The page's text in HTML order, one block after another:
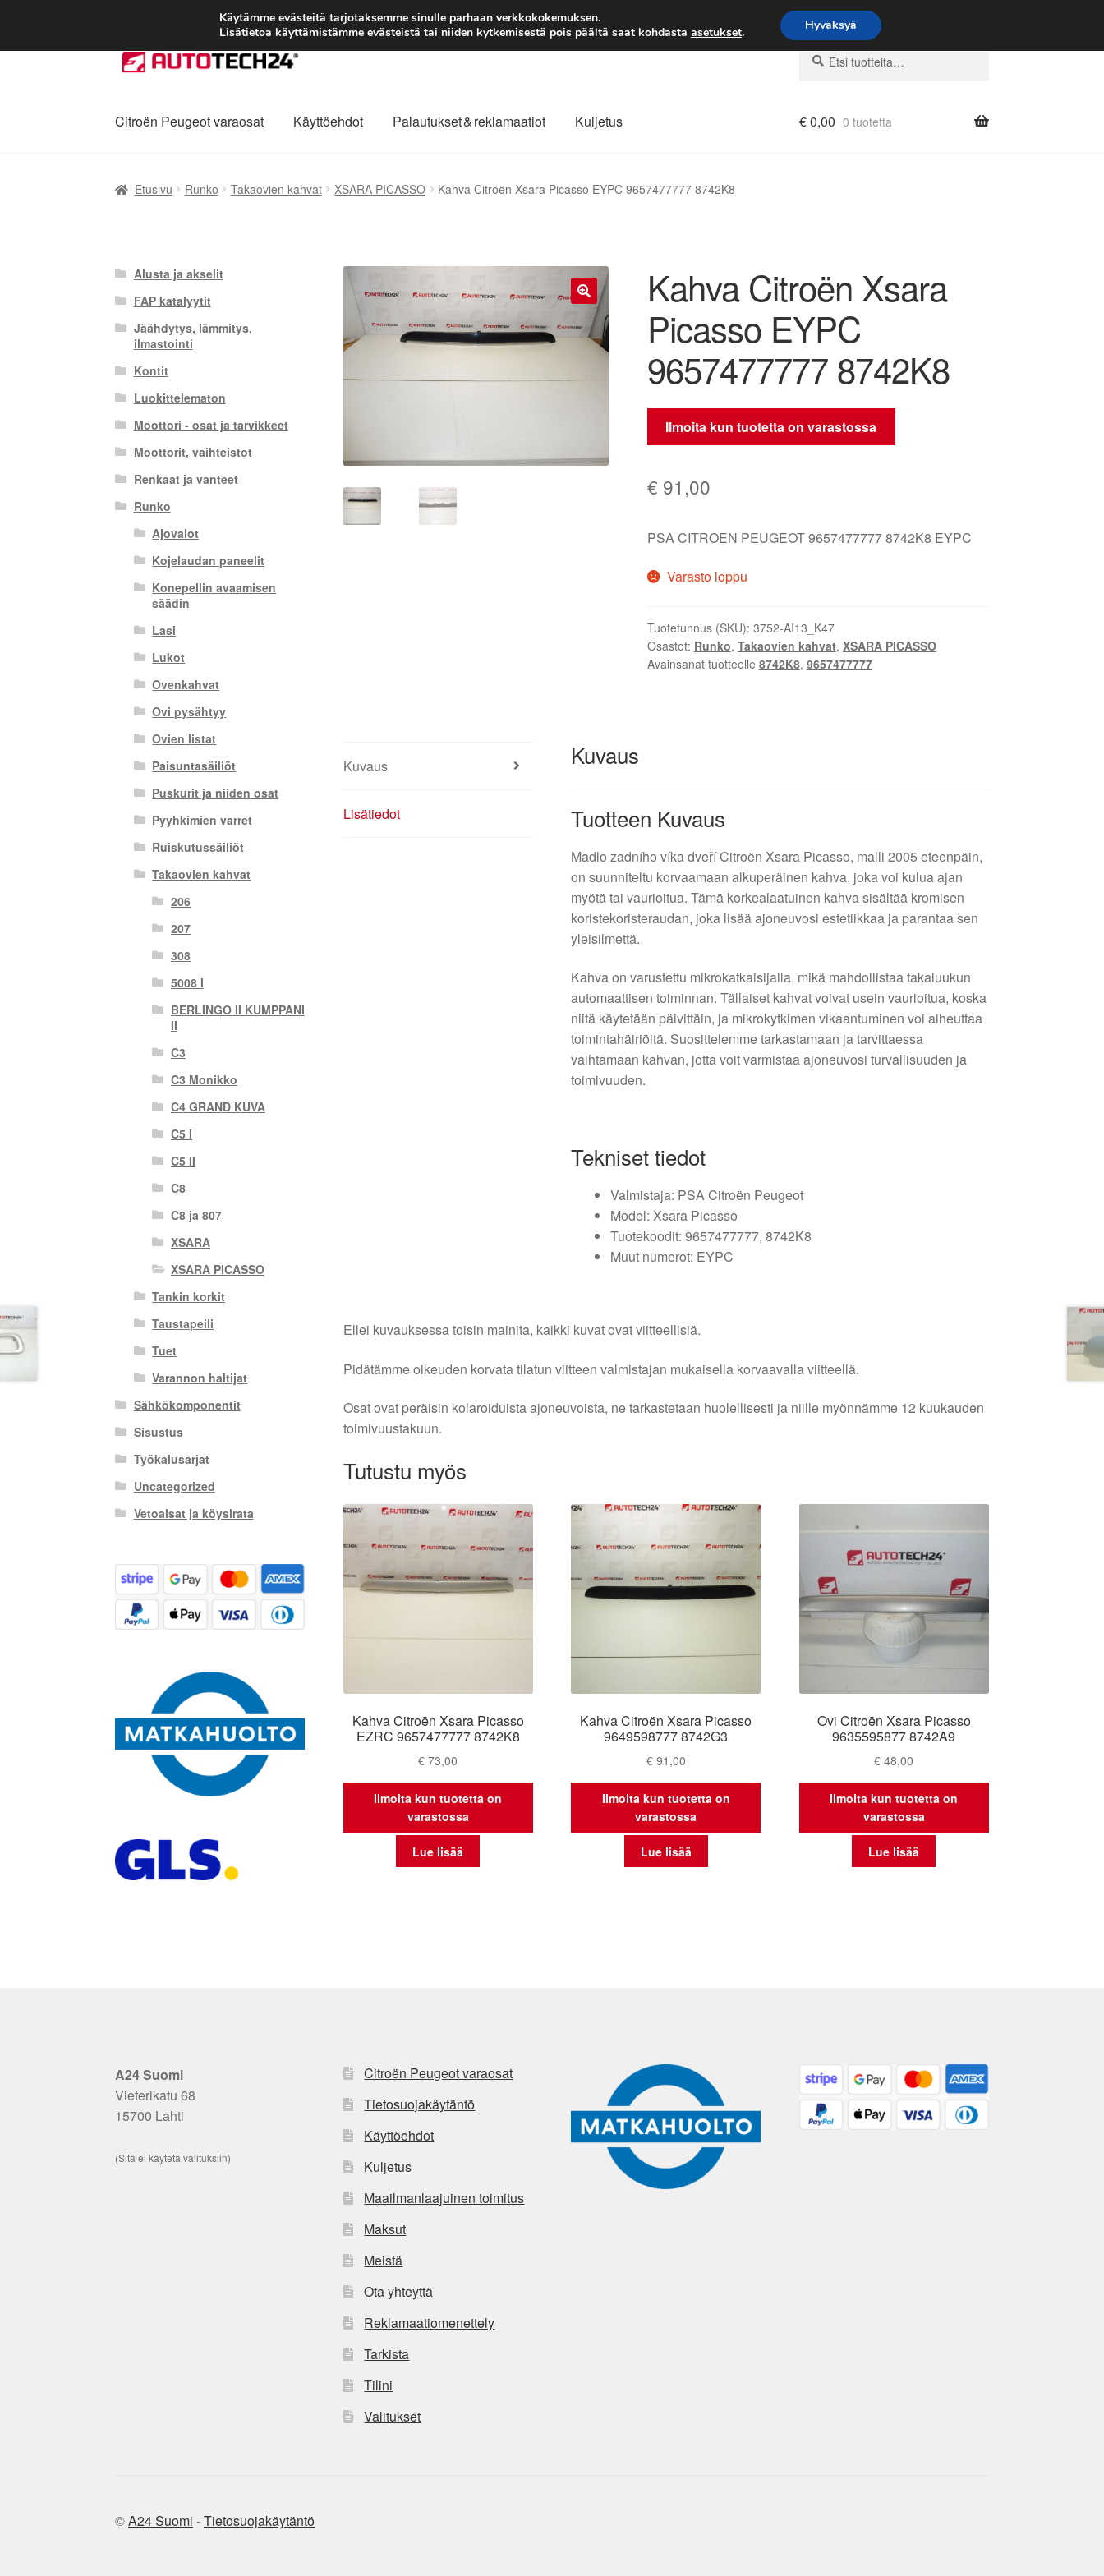
TOIMITUS alkaen 7 EUR
Siirry
navigointiin
Siirry
sisältöön
Etsi:
Haku
Citroën Peugeot varaosat Käyttöehdot Palautukset & reklamaatiot Kuljetus €0,00 0 tuotetta
Etusivu Runko Takaovien kahvat XSARA PICASSO Kahva Citroën Xsara Picasso EYPC 9657477777 8742K8
Kahva Citroën Xsara
Picasso EYPC
9657477777 8742K8
Ilmoita kun tuotetta on varastossa
€ 91,00
PSA CITROEN PEUGEOT 9657477777 8742K8 EYPC
Varasto loppu
Tuotetunnus (SKU): 3752-AI13_K47
Osastot: Runko, Takaovien kahvat, XSARA PICASSO
Avainsanat tuotteelle 8742K8, 9657477777
Kuvaus
Lisätiedot
Kuvaus
Tuotteen Kuvaus
Madlo zadního víka dveří Citroën Xsara Picasso, malli 2005 eteenpäin,
on suunniteltu korvaamaan alkuperäinen kahva, joka voi kulua ajan
myötä tai vaurioitua. Tämä korkealaatuinen kahva sisältää kromisen
koristekoristeraudan, joka lisää ajoneuvosi estetiikkaa ja parantaa sen
yleisilmettä.
Kahva on varustettu mikrokatkaisijalla, mikä mahdollistaa takaluukun
automaattisen toiminnan. Tällaiset kahvat voivat usein vaurioitua, koska
niitä käytetään päivittäin, ja mikrokytkimen vikaantuminen voi aiheuttaa
toimintahäiriöitä. Suosittelemme tarkastamaan ja tarvittaessa
vaihtamaan kahvan, jotta voit varmistaa ajoneuvosi turvallisuuden ja
toimivuuden.
Tekniset tiedot
Valmistaja: PSA Citroën Peugeot
Model: Xsara Picasso
Tuotekoodit: 9657477777, 8742K8
Muut numerot: EYPC
Ellei kuvauksessa toisin mainita, kaikki kuvat ovat viitteellisiä.
Pidätämme oikeuden korvata tilatun viitteen valmistajan mukaisella korvaavalla viitteellä.
Osat ovat peräisin kolaroiduista ajoneuvoista, ne tarkastetaan huolellisesti ja niille myönnämme 12 kuukauden
toimivuustakuun.
Tutustu myös
Kahva Citroën Xsara Picasso
EZRC 9657477777 8742K8
€ 73,00
Ilmoita kun tuotetta on
varastossa
Lue lisää
Kahva Citroën Xsara Picasso
9649598777 8742G3
€91,00
Ilmoita kun tuotetta on
varastossa
Lue lisää
Ovi Citroën Xsara Picasso
9635595877 8742A9
€ 48,00
Ilmoita kun tuotetta on
varastossa
Lue lisää
Alusta ja akselit
FAP katalyytit
Jäähdytys, lämmitys,
ilmastointi
Kontit
Luokittelematon
Moottori - osat ja tarvikkeet
Moottorit, vaihteistot
Renkaat ja vanteet
Runko
Ajovalot
Kojelaudan paneelit
Konepellin avaamisen
säädin
Lasi
Lukot
Ovenkahvat
Ovi pysähtyy
Ovien listat
Paisuntasäiliöt
Puskurit ja niiden osat
Pyyhkimien varret
Ruiskutussäiliöt
Takaovien kahvat
206
207
308
5008 I
BERLINGO II KUMPPANI
II
C3
C3 Monikko
C4 GRAND KUVA
C5 I
C5 II
C8
C8 ja 807
XSARA
XSARA PICASSO
Tankin korkit
Taustapeili
Tuet
Varannon haltijat
Sähkökomponentit
Sisustus
Työkalusarjat
Uncategorized
Vetoaisat ja köysirata
A24 Suomi
Vieterikatu 68
15700 Lahti
(Sitä ei käytetä valituksiin)
Citroën Peugeot varaosat
Tietosuojakäytäntö
Käyttöehdot
Kuljetus
Maailmanlaajuinen toimitus
Maksut
Meistä
Ota yhteyttä
Reklamaatiomenettely
Tarkista
Tilini
Valitukset
©A24 Suomi -Tietosuojakäytäntö
Käytämme evästeitä tarjotaksemme sinulle parhaan verkkokokemuksen.
Lisätietoa käyttämistämme evästeistä tai niiden kytkemisestä pois päältä saat kohdasta asetukset. Hyväksyä